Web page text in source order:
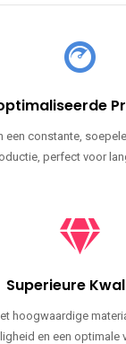
een constante,
perfect voor
Superieure
hoogwaardige
en een optimale